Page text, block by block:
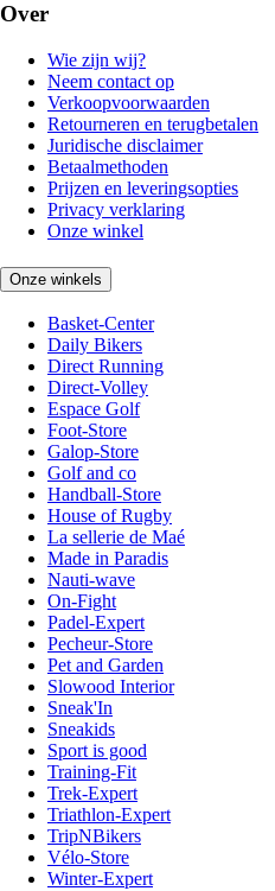
Over
Wie zijn wij?
Neem contact op
Verkoopvoorwaarden
Retourneren en terugbetalen
Juridische disclaimer
Betaalmethoden
Prijzen en leveringsopties
Privacy verklaring
Onze winkel
Onze winkels
Basket-Center
Daily Bikers
Direct Running
Direct-Volley
Espace Golf
Foot-Store
Galop-Store
Golf and co
Handball-Store
House of Rugby
La sellerie de Maé
Made in Paradis
Nauti-wave
On-Fight
Padel-Expert
Pecheur-Store
Pet and Garden
Slowood Interior
Sneak'In
Sneakids
Sport is good
Training-Fit
Trek-Expert
Triathlon-Expert
TripNBikers
Vélo-Store
Winter-Expert